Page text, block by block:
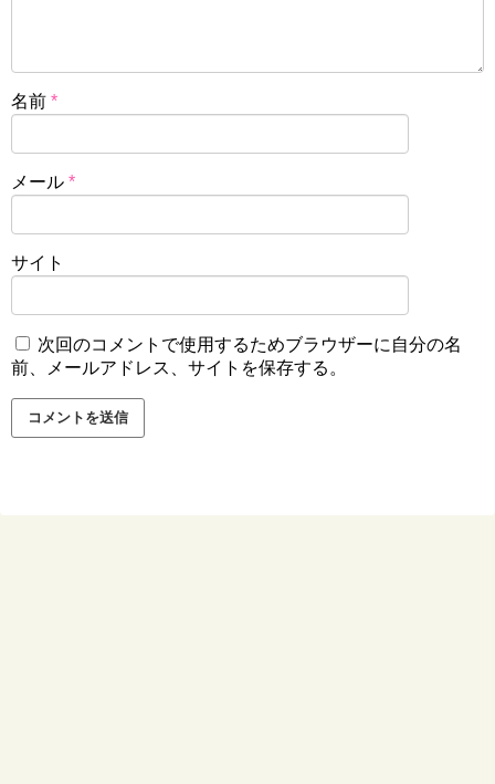
名前 *
メール *
サイト
次回のコメントで使用するためブラウザーに自分の名
前、メールアドレス、サイトを保存する。